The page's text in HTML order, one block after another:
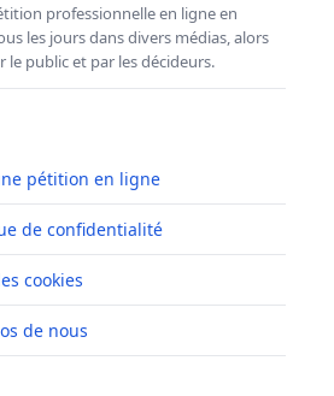
professionnelle en ligne en
les jours dans divers médias, alors
public et par les décideurs.
pétition en ligne
de confidentialité
cookies
de nous